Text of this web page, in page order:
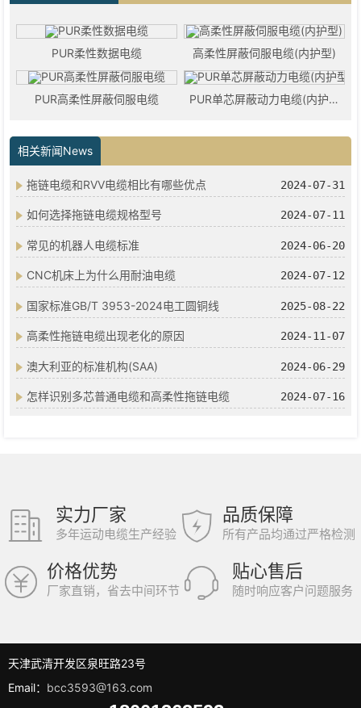
PUR柔性数据电缆 高柔性屏蔽伺服电缆(内护型)
PUR高柔性屏蔽伺服电缆 PUR单芯屏蔽动力电缆(内护型)
相关新闻News
拖链电缆和RVV电缆相比有哪些优点 2024-07-31
如何选择拖链电缆规格型号 2024-07-11
常见的机器人电缆标准 2024-06-20
CNC机床上为什么用耐油电缆 2024-07-12
国家标准GB/T 3953-2024电工圆铜线 2025-08-22
高柔性拖链电缆出现老化的原因 2024-11-07
澳大利亚的标准机构(SAA) 2024-06-29
怎样识别多芯普通电缆和高柔性拖链电缆 2024-07-16
实力厂家
多年运动电缆生产经验
品质保障
所有产品均通过严格检测
价格优势
厂家直销，省去中间环节
贴心售后
随时响应客户问题服务
天津武清开发区泉旺路23号
Email： bcc3593@163.com